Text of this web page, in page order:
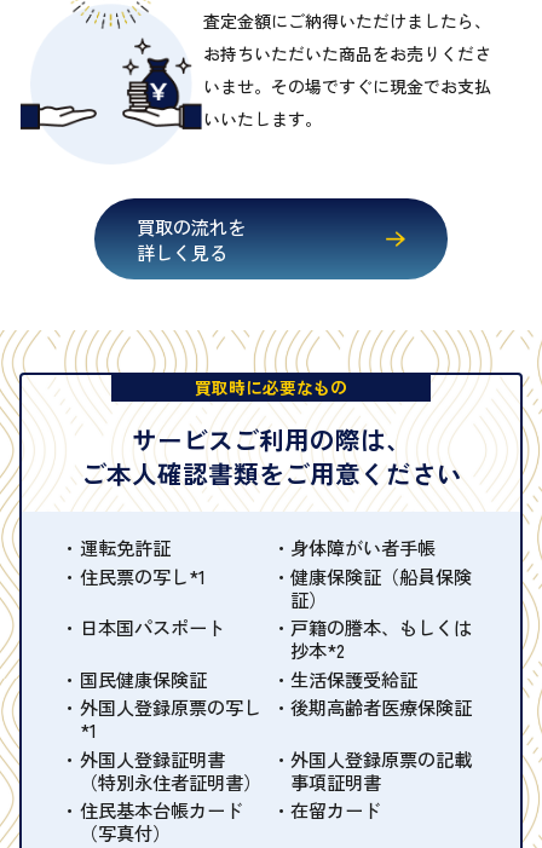
査定金額にご納得いただけましたら、
お持ちいただいた商品をお売りくださ
いませ。その場ですぐに現金でお支払
いいたします。
買取の流れを
詳しく見る
買取時に必要なもの
サービスご利用の際は、
ご本人確認書類をご用意ください
運転免許証
身体障がい者手帳
住民票の写し*1
健康保険証（船員保険
証）
日本国パスポート
戸籍の謄本、もしくは
抄本*2
国民健康保険証
生活保護受給証
外国人登録原票の写し
*1
後期高齢者医療保険証
外国人登録証明書
（特別永住者証明書）
外国人登録原票の記載
事項証明書
住民基本台帳カード
（写真付）
在留カード